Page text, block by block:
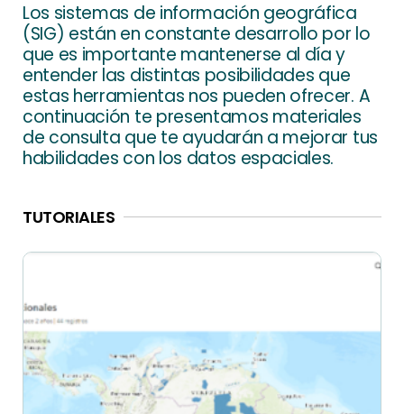
Los sistemas de información geográfica
(SIG) están en constante desarrollo por lo
que es importante mantenerse al día y
entender las distintas posibilidades que
estas herramientas nos pueden ofrecer. A
continuación te presentamos materiales
de consulta que te ayudarán a mejorar tus
habilidades con los datos espaciales.
TUTORIALES